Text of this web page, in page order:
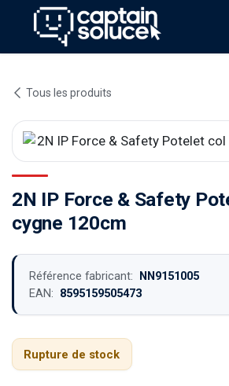
Se rendre au contenu
Tous les produits
2N IP Force & Safety
cygne 120cm
Référence fabricant: NN9151005
EAN: 8595159505473
Rupture de stock